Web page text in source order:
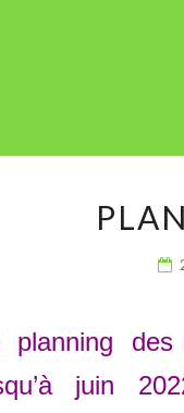
planning
juin